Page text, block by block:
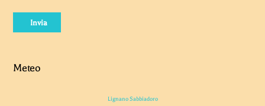
Invia
Meteo
Lignano Sabbiadoro